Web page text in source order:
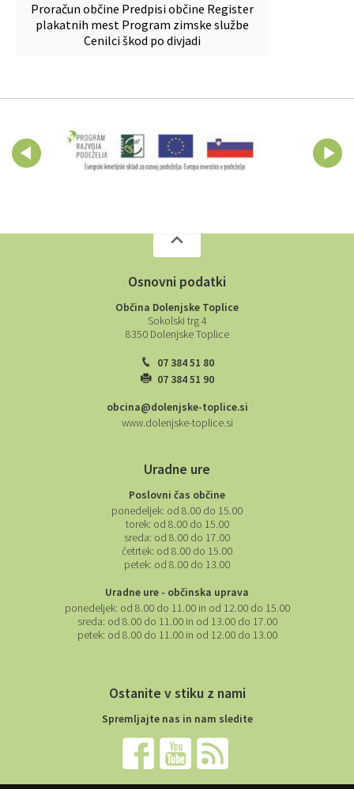
Proračun občine Predpisi občine Register
plakatnih mest Program zimske službe
Cenilci škod po divjadi
Osnovni podatki
Občina Dolenjske Toplice
Sokolski trg 4
8350 Dolenjske Toplice
07 384 51 80
07 384 51 90
obcina@dolenjske-toplice.si
www.dolenjske-toplice.si
Uradne ure
Poslovni čas občine
ponedeljek: od 8.00 do 15.00
torek: od 8.00 do 15.00
sreda: od 8.00 do 17.00
četrtek: od 8.00 do 15.00
petek: od 8.00 do 13.00
Uradne ure - občinska uprava
ponedeljek: od 8.00 do 11.00 in od 12.00 do 15.00
sreda: od 8.00 do 11.00 in od 13.00 do 17.00
petek: od 8.00 do 11.00 in od 12.00 do 13.00
Ostanite v stiku z nami
Spremljajte nas in nam sledite